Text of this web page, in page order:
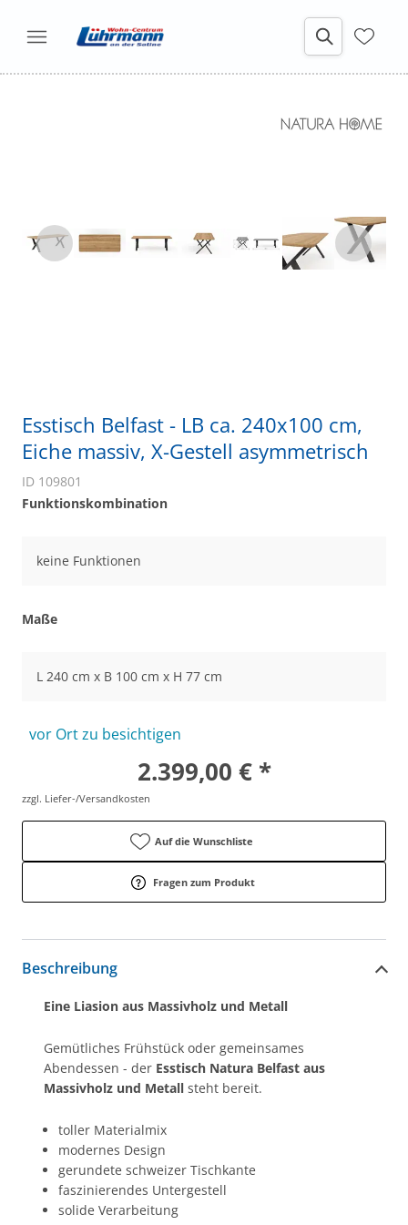
Esstisch Belfast - LB ca. 240x100 cm,
Eiche massiv, X-Gestell asymmetrisch
ID 109801
Funktionskombination
keine Funktionen
Maße
L 240 cm x B 100 cm x H 77 cm
vor Ort zu besichtigen
2.399,00 € *
zzgl. Liefer-/Versandkosten
Auf die Wunschliste
Fragen zum Produkt
Beschreibung
Eine Liasion aus Massivholz und Metall
Gemütliches Frühstück oder gemeinsames
Abendessen - der Esstisch Natura Belfast aus
Massivholz und Metall steht bereit.
toller Materialmix
modernes Design
gerundete schweizer Tischkante
faszinierendes Untergestell
solide Verarbeitung